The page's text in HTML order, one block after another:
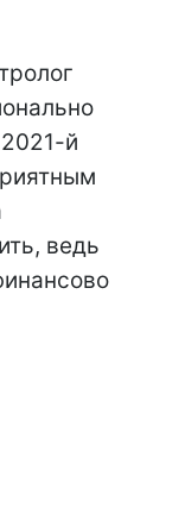
й
ведь